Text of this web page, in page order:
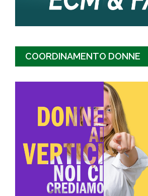
COORDINAMENTO DONNE